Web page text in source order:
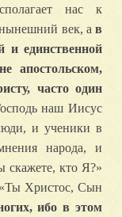
нас к
век, а в
и единственной
апостольском,
часто один
наш Иисус
и ученики в
народа, и
скажете, кто Я?»
Христос, Сын
ибо в этом